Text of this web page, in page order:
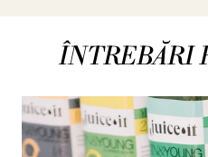
ÎNTREBĂRI